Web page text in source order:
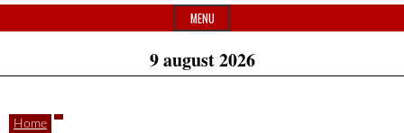
de
din
România
Widget
MENU
9 august 2026
Home